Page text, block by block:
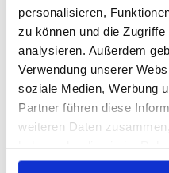
personalisieren,
zu können und die
analysieren. Außerdem
Verwendung unserer
soziale Medien, Werbung
Partner führen diese
weiteren Daten
gesammelt haben.
Auf Lager
Lager anzeigen
Print
ALLE